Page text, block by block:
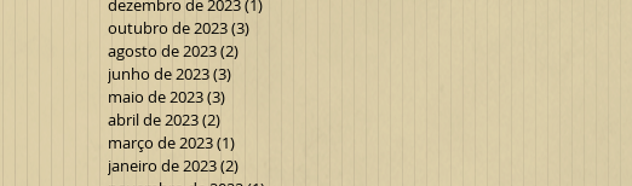
dezembro de 2023(1)
outubro de 2023(3)
agosto de 2023(2)
junho de 2023(3)
maio de 2023(3)
abril de 2023(2)
março de 2023(1)
janeiro de 2023(2)